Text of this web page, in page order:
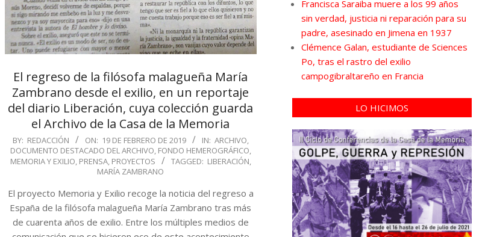
El regreso de la filósofa malagueña María
Zambrano desde el exilio, en un reportaje
del diario Liberación, cuya colección guarda
el Archivo de la Casa de la Memoria
2019-
02-
19
BY: REDACCIÓN ON: 19 DE FEBRERO DE 2019 IN: ARCHIVO,
DOCUMENTO DESTACADO DEL ARCHIVO, FONDO HEMEROGRÁFICO,
MEMORIA Y EXILIO, PRENSA, PROYECTOS TAGGED: LIBERACIÓN,
MARÍA ZAMBRANO
El proyecto Memoria y Exilio recoge la noticia del regreso a
España de la filósofa malagueña María Zambrano tras más
de cuarenta años de exilio. Entre los múltiples medios de
Francisca Saraiba muere a los 99 años
sin verdad, justicia ni reparación para su
padre, asesinado en Jimena en 1937
Clémence Galan, estudiante de Sciences
Po, tras el rastro del exilio
campogibraltareño en Francia
LO HICIMOS